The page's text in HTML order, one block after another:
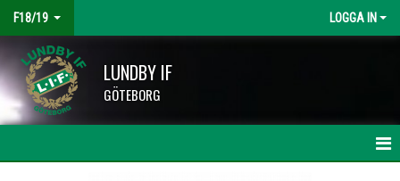
F18/19 LOGGA IN
LUNDBY IF
GÖTEBORG